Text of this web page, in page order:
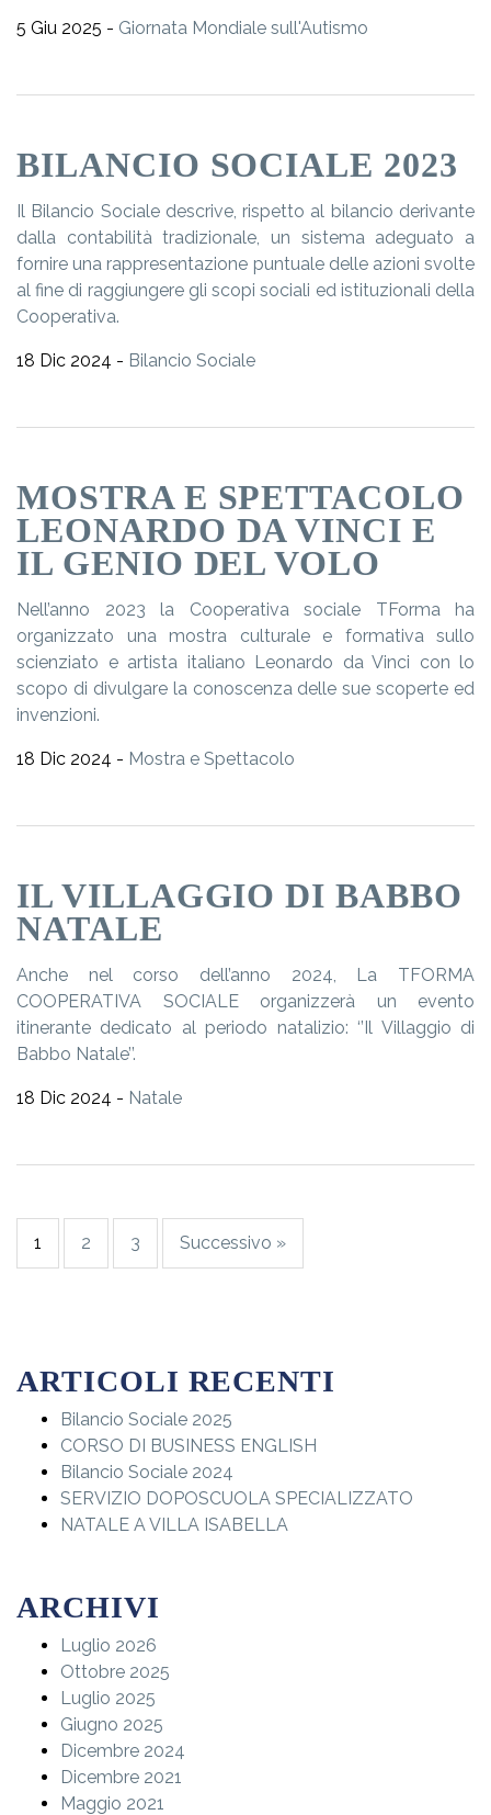
5 Giu 2025 - Giornata Mondiale sull'Autismo
BILANCIO SOCIALE 2023
Il Bilancio Sociale descrive, rispetto al bilancio derivante
dalla contabilità tradizionale, un sistema adeguato a
fornire una rappresentazione puntuale delle azioni svolte
al fine di raggiungere gli scopi sociali ed istituzionali della
Cooperativa.
18 Dic 2024 - Bilancio Sociale
MOSTRA E SPETTACOLO
LEONARDO DA VINCI E
IL GENIO DEL VOLO
Nell’anno 2023 la Cooperativa sociale TForma ha
organizzato una mostra culturale e formativa sullo
scienziato e artista italiano Leonardo da Vinci con lo
scopo di divulgare la conoscenza delle sue scoperte ed
invenzioni.
18 Dic 2024 - Mostra e Spettacolo
IL VILLAGGIO DI BABBO
NATALE
Anche nel corso dell’anno 2024, La TFORMA
COOPERATIVA SOCIALE organizzerà un evento
itinerante dedicato al periodo natalizio: ‘’Il Villaggio di
Babbo Natale’’.
18 Dic 2024 - Natale
1 2 3 Successivo »
ARTICOLI RECENTI
Bilancio Sociale 2025
CORSO DI BUSINESS ENGLISH
Bilancio Sociale 2024
SERVIZIO DOPOSCUOLA SPECIALIZZATO
NATALE A VILLA ISABELLA
ARCHIVI
Luglio 2026
Ottobre 2025
Luglio 2025
Giugno 2025
Dicembre 2024
Dicembre 2021
Maggio 2021